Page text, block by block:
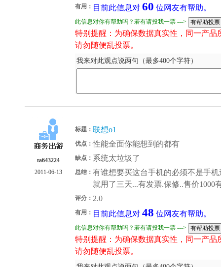
有用： 目前此信息对 60 位网友有帮助。
此信息对你有帮助吗？若有请投我一票 --->
特别提醒：为确保数据真实性，同一产
请勿随便乱投票。
我来对此观点说两句（最多400个字符）
ta643224
2011-06-13
标题： 联想o1
优点：性能全面你能想到的都有
缺点： 系统太垃圾了
总结： 有谁想要买这台手机的必须不是手
就用了三天...有发票.保修..售价1000
评分： 2.0
有用： 目前此信息对 48 位网友有帮助。
此信息对你有帮助吗？若有请投我一票 --->
特别提醒：为确保数据真实性，同一产
请勿随便乱投票。